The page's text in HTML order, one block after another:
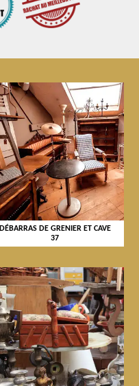
DÉBARRAS DE GRENIER ET CAVE
37